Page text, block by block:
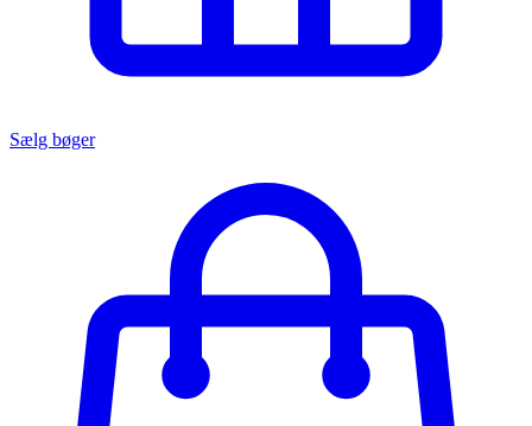
Sælg bøger